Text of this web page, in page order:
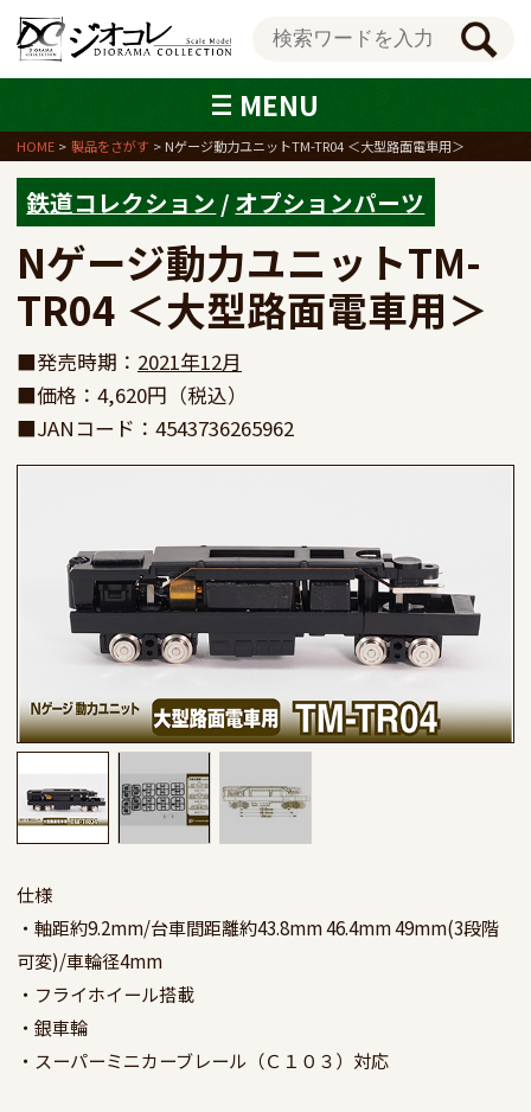
MENU
HOME 製品をさがす Nゲージ動力ユニットTM-TR04 ＜大型路面電車用＞
鉄道コレクション / オプションパーツ
Nゲージ動力ユニットTM-
TR04 ＜大型路面電車用＞
■発売時期： 2021年12月
■価格：4,620円（税込）
■JANコード：4543736265962
仕様
・軸距約9.2mm/台車間距離約43.8mm 46.4mm 49mm(3段階
可変)/車輪径4mm
・フライホイール搭載
・銀車輪
・スーパーミニカーブレール（Ｃ１０３）対応